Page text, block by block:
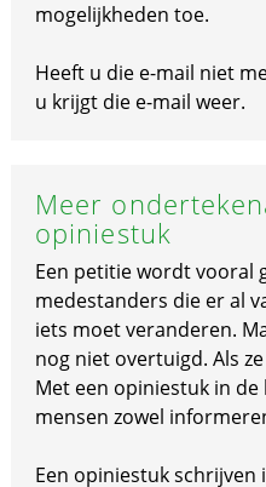
mogelijkheden toe.
Heeft u die e-mail niet
u krijgt die e-mail weer.
Meer
opiniestuk
Een petitie wordt vooral
medestanders die er al
iets moet veranderen.
nog niet overtuigd. Als
Met een opiniestuk in
mensen zowel
Een opiniestuk schrijven